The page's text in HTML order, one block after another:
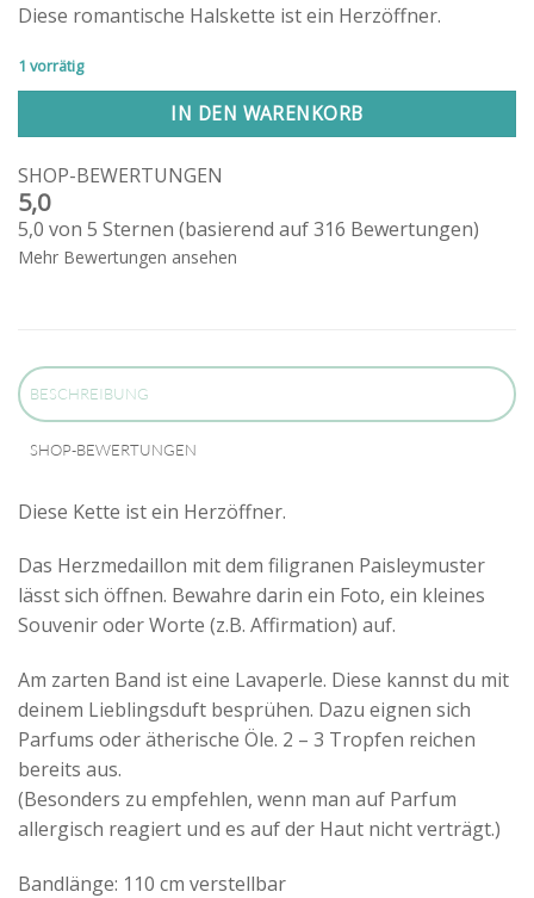
Diese romantische Halskette ist ein Herzöffner.
1 vorrätig
IN DEN WARENKORB
SHOP-BEWERTUNGEN
5,0
5,0 von 5 Sternen (basierend auf 316 Bewertungen)
Mehr Bewertungen ansehen
BESCHREIBUNG
SHOP-BEWERTUNGEN
Diese Kette ist ein Herzöffner.
Das Herzmedaillon mit dem filigranen Paisleymuster
lässt sich öffnen. Bewahre darin ein Foto, ein kleines
Souvenir oder Worte (z.B. Affirmation) auf.
Am zarten Band ist eine Lavaperle. Diese kannst du mit
deinem Lieblingsduft besprühen. Dazu eignen sich
Parfums oder ätherische Öle. 2 – 3 Tropfen reichen
bereits aus.
(Besonders zu empfehlen, wenn man auf Parfum
allergisch reagiert und es auf der Haut nicht verträgt.)
Bandlänge: 110 cm verstellbar